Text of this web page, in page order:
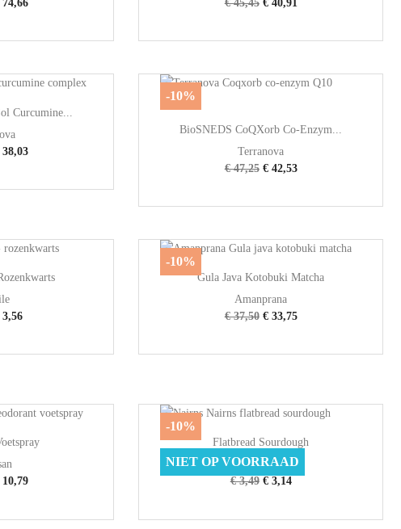
74,66
€ 45,45 € 40,91
Curcumine...
38,03
 Snel bekijken
BioSNEDS CoQXorb Co-Enzym...
Terranova
€ 47,25 € 42,53
-10%
3,56
 Snel bekijken
Gula Java Kotobuki Matcha
Amanprana
€ 37,50 € 33,75
-10%
10,79
 Snel bekijken
Flatbread Sourdough
Nairns
€ 3,49 € 3,14
-10%
NIET OP VOORRAAD